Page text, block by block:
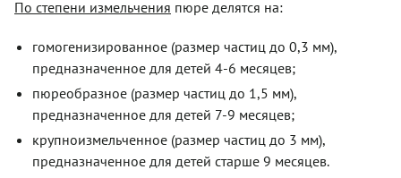
По степени измельчения пюре делятся на:
гомогенизированное (размер частиц до 0,3 мм),
предназначенное для детей 4-6 месяцев;
пюреобразное (размер частиц до 1,5 мм),
предназначенное для детей 7-9 месяцев;
крупноизмельченное (размер частиц до 3 мм),
предназначенное для детей старше 9 месяцев.